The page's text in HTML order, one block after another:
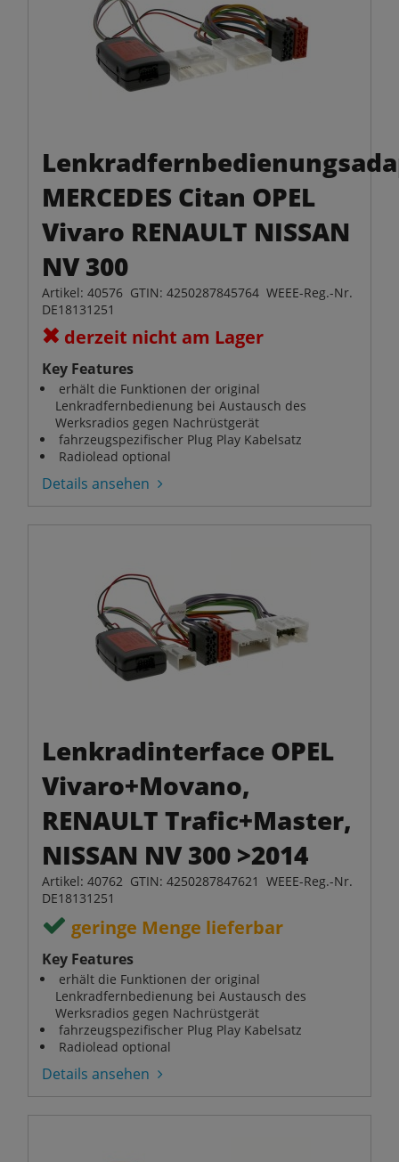
MERCEDES Citan OPEL
Vivaro RENAULT NISSAN
NV 300
Artikel: 40576 GTIN: 4250287845764 WEEE-Reg.-Nr.
DE18131251
derzeit nicht am Lager
Key Features
erhält die Funktionen der original
Lenkradfernbedienung bei Austausch des
Werksradios gegen Nachrüstgerät
fahrzeugspezifischer Plug Play Kabelsatz
Radiolead optional
Details ansehen
Lenkradinterface OPEL
Vivaro+Movano,
RENAULT Trafic+Master,
NISSAN NV 300 >2014
Artikel: 40762 GTIN: 4250287847621 WEEE-Reg.-Nr.
DE18131251
geringe Menge lieferbar
Key Features
erhält die Funktionen der original
Lenkradfernbedienung bei Austausch des
Werksradios gegen Nachrüstgerät
fahrzeugspezifischer Plug Play Kabelsatz
Radiolead optional
Details ansehen